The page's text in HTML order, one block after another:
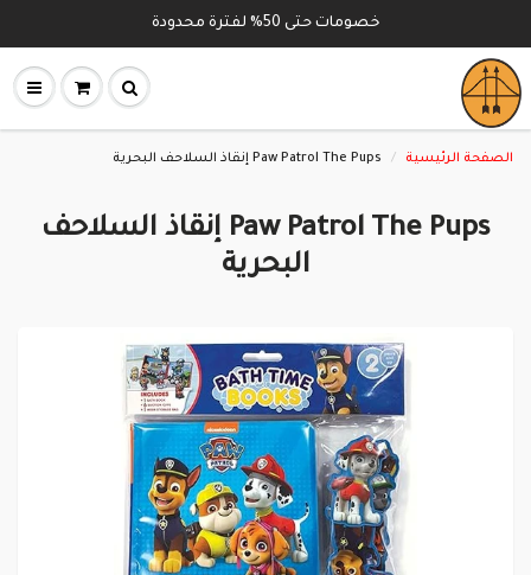
خصومات حتى 50% لفترة محدودة
الصفحة الرئيسية Paw Patrol The Pups إنقاذ السلاحف البحرية
Paw Patrol The Pups إنقاذ السلاحف
البحرية